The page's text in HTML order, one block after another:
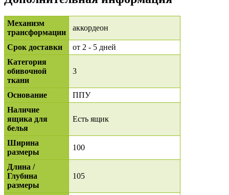
Механизм
трансформации
аккордеон
Срок доставки
от 2 - 5 дней
Категория
обивочной
ткани
3
Основание
ППУ
Наличие
ящика для
белья
Есть ящик
Ширина
размеры
100
Длина /
Глубина
размеры
105